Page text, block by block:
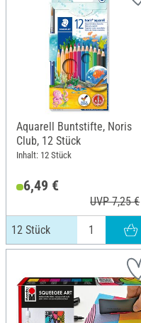
Aquarell Buntstifte, Noris
Club, 12 Stück
Inhalt: 12 Stück
6,49 €
UVP 7,25 €
12 Stück